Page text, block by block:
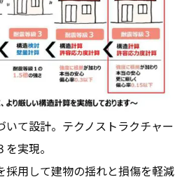
いて設計。テクノストラクチャー
実現。
採用して建物の揺れと損傷を軽減